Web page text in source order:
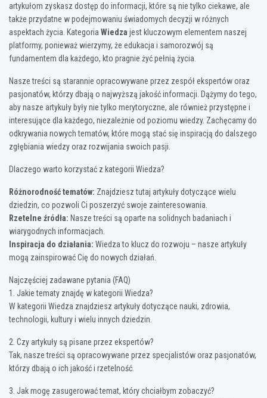
artykułom zyskasz dostęp do informacji, które są nie tylko ciekawe, ale
także przydatne w podejmowaniu świadomych decyzji w różnych
aspektach życia. Kategoria Wiedza jest kluczowym elementem naszej
platformy, ponieważ wierzymy, że edukacja i samorozwój są
fundamentem dla każdego, kto pragnie żyć pełnią życia.
Nasze treści są starannie opracowywane przez zespół ekspertów oraz
pasjonatów, którzy dbają o najwyższą jakość informacji. Dążymy do tego,
aby nasze artykuły były nie tylko merytoryczne, ale również przystępne i
interesujące dla każdego, niezależnie od poziomu wiedzy. Zachęcamy do
odkrywania nowych tematów, które mogą stać się inspiracją do dalszego
zgłębiania wiedzy oraz rozwijania swoich pasji.
Dlaczego warto korzystać z kategorii Wiedza?
Różnorodność tematów: Znajdziesz tutaj artykuły dotyczące wielu
dziedzin, co pozwoli Ci poszerzyć swoje zainteresowania.
Rzetelne źródła: Nasze treści są oparte na solidnych badaniach i
wiarygodnych informacjach.
Inspiracja do działania: Wiedza to klucz do rozwoju – nasze artykuły
mogą zainspirować Cię do nowych działań.
Najczęściej zadawane pytania (FAQ)
1. Jakie tematy znajdę w kategorii Wiedza?
W kategorii Wiedza znajdziesz artykuły dotyczące nauki, zdrowia,
technologii, kultury i wielu innych dziedzin.
2. Czy artykuły są pisane przez ekspertów?
Tak, nasze treści są opracowywane przez specjalistów oraz pasjonatów,
którzy dbają o ich jakość i rzetelność.
3. Jak mogę zasugerować temat, który chciałbym zobaczyć?